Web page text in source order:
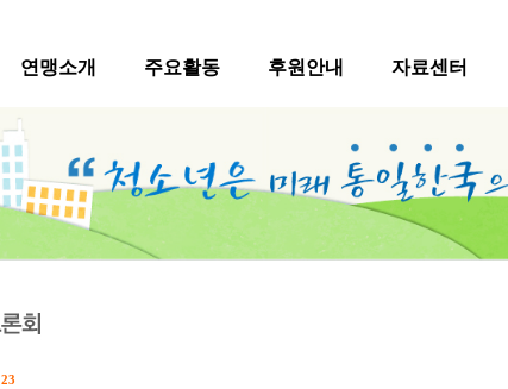
연맹소개 주요활동 후원안내 자료센터
23